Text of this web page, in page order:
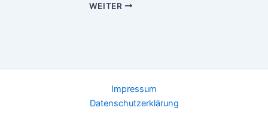
WEITER
Impressum
Datenschutzerklärung